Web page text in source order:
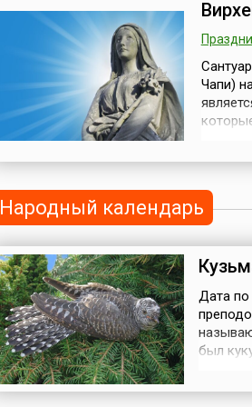
природа начинает новую
жизнь.Символикой этот
праздник связан с...
в
Чапи)
Народный календарь
Дата по
был